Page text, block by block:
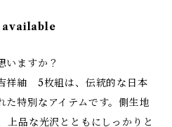
いますか？
祥紬 5枚組は、伝統的な日本
た特別なアイテムです。側生地
上品な光沢とともにしっかりと